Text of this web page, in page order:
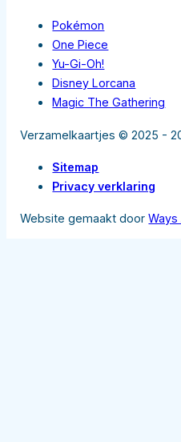
Pokémon
One Piece
Yu-Gi-Oh!
Disney Lorcana
Magic The Gathering
Verzamelkaartjes © 2025 -
Sitemap
Privacy verklaring
Website gemaakt door